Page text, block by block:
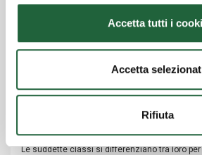
Accetta tutti i
Accetta
Rifiuta
Classe A
TARGET MATURITY 2032
Le classi B, I, Z sono riservate a clientela
Le suddette classi si differenziano tra loro